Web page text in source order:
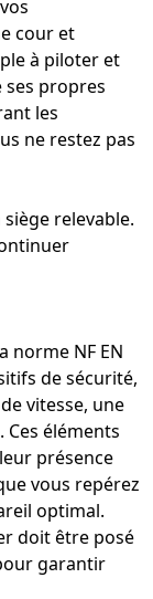
cour et
à piloter et
ses propres
les
ne restez pas
relevable.
norme NF EN
de sécurité,
vitesse, une
éléments
présence
vous repérez
optimal.
doit être posé
garantir